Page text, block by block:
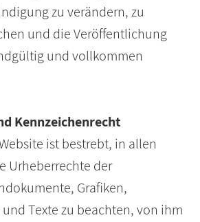
zu verändern, zu
und die Veröffentlichung
und vollkommen
Kennzeichenrecht
ist bestrebt, in allen
Urheberrechte der
Grafiken,
Texte zu beachten, von ihm